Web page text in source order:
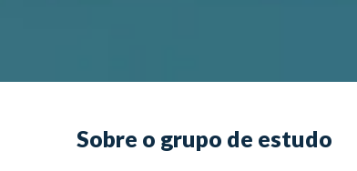
Sobre o grupo de estudo